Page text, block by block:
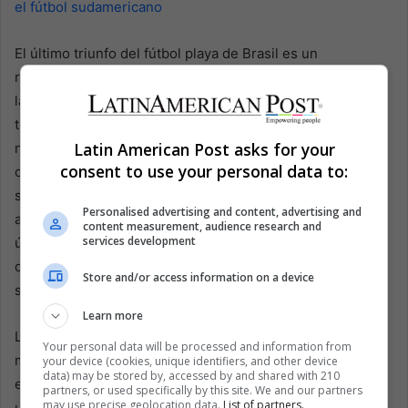
el fútbol sudamericano
El último triunfo del fútbol playa de Brasil es un
recordatorio de la capacidad del deporte para trascender
la mera competencia, incorporando elementos de
tradición cultural, participación recreativa y orgullo
nacional. Destaca la necesidad de apoyo e inversión
continuos en los deportes para fomentar comunidades
saludables y cohesionadas. Mientras América Latina
adopta el fútbol playa, el deporte ofrece una oportunidad
única para celebrar la identidad cultural, fomentar estilos
de vida activos y unir a las personas de toda la región en
su amor por el juego.
La victoria de Brasil en la Copa Mundial de Fútbol Playa es
más que una simple victoria; es una celebración del
espíritu perdurable de la cultura brasileña, el poder
Latin American Post asks for your
consent to use your personal data to:
Personalised advertising and content, advertising and
content measurement, audience research and
services development
Store and/or access information on a device
Learn more
Your personal data will be processed and information from
your device (cookies, unique identifiers, and other device
data) may be stored by, accessed by and shared with 210
partners, or used specifically by this site. We and our partners
may use precise geolocation data. List of partners.